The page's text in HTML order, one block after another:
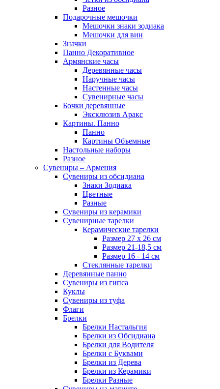
Разное
Подарочные мешочки
Мешочки знаки зодиака
Мешочки для вин
Значки
Панно Декоративное
Армянские часы
Деревянные часы
Наручные часы
Настенные часы
Сувенирные часы
Бочки деревянные
Эксклюзив Аракс
Картины. Панно
Панно
Картины Объемные
Настольные наборы
Разное
Сувениры – Армения
Сувениры из обсидиана
Знаки Зодиака
Цветные
Разные
Сувениры из керамики
Сувенирные тарелки
Керамические тарелки
Размер 27 х 26 см
Размер 21-18,5 см
Размер 16 - 14 см
Стеклянные тарелки
Деревянные панно
Сувениры из гипса
Куклы
Сувениры из туфа
Флаги
Брелки
Брелки Настальгия
Брелки из Обсидиана
Брелки для Водителя
Брелки с Буквами
Брелки из Дерева
Брелки из Керамики
Брелки Разные